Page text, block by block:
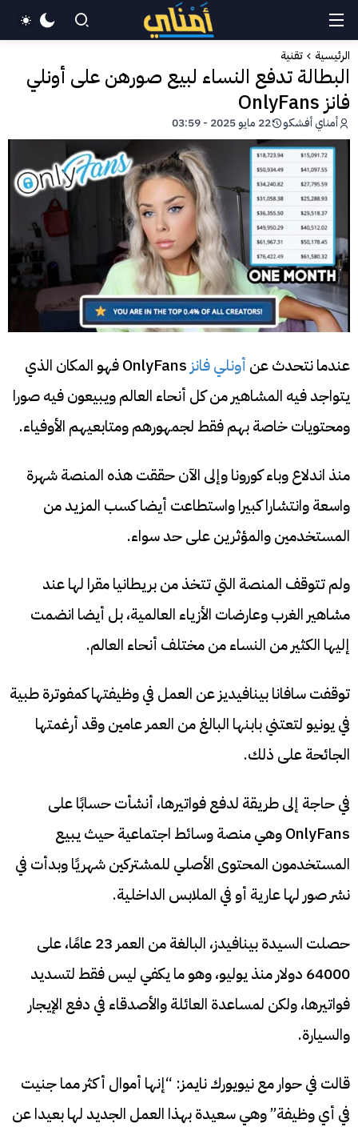
الرئيسية تقنية
البطالة تدفع النساء لبيع صورهن على أونلي
فانز OnlyFans
أمناي أفشكو 22 مايو 2025 - 03:59
عندما نتحدث عن أونلي فانز
OnlyFans فهو المكان الذي
يتواجد فيه المشاهير من كل أنحاء العالم ويبيعون فيه صورا
ومحتويات خاصة بهم فقط لجمهورهم ومتابعيهم الأوفياء.
منذ اندلاع وباء كورونا وإلى الآن حققت هذه المنصة شهرة
واسعة وانتشارا كبيرا واستطاعت أيضا كسب المزيد من
المستخدمين والمؤثرين على حد سواء.
ولم تتوقف المنصة التي تتخذ من بريطانيا مقرا لها عند
مشاهير الغرب وعارضات الأزياء العالمية، بل أيضا انضمت
إليها الكثير من النساء من مختلف أنحاء العالم.
توقفت سافانا بينافيديز عن العمل في وظيفتها كمفوترة طبية
في يونيو لتعتني بابنها البالغ من العمر عامين وقد أرغمتها
الجائحة على ذلك.
في حاجة إلى طريقة لدفع فواتيرها، أنشأت حسابًا على
OnlyFans وهي منصة وسائط اجتماعية حيث يبيع
المستخدمون المحتوى الأصلي للمشتركين شهريًا وبدأت في
نشر صور لها عارية أو في الملابس الداخلية.
حصلت السيدة بينافيدز، البالغة من العمر 23 عامًا، على
64000 دولار منذ يوليو، وهو ما يكفي ليس فقط لتسديد
فواتيرها، ولكن لمساعدة العائلة والأصدقاء في دفع الإيجار
والسيارة.
قالت في حوار مع نيويورك نايمز: “إنها أموال أكثر مما جنيت
في أي وظيفة” وهي سعيدة بهذا العمل الجديد لها بعيدا عن